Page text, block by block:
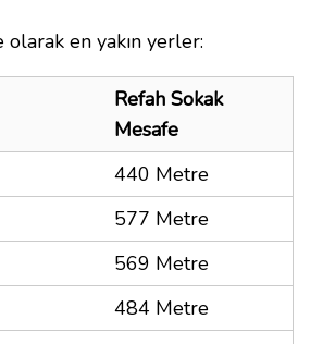
olarak en yakın yerler:
Refah Sokak
Mesafe
440 Metre
577 Metre
569 Metre
484 Metre